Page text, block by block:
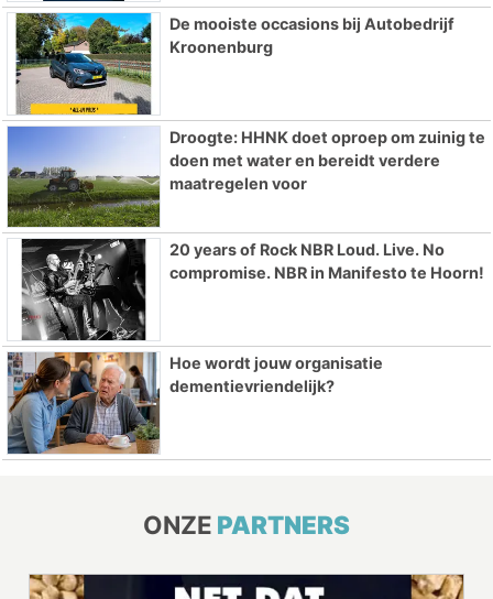
De mooiste occasions bij Autobedrijf
Kroonenburg
Droogte: HHNK doet oproep om zuinig te
doen met water en bereidt verdere
maatregelen voor
20 years of Rock NBR Loud. Live. No
compromise. NBR in Manifesto te Hoorn!
Hoe wordt jouw organisatie
dementievriendelijk?
ONZE PARTNERS